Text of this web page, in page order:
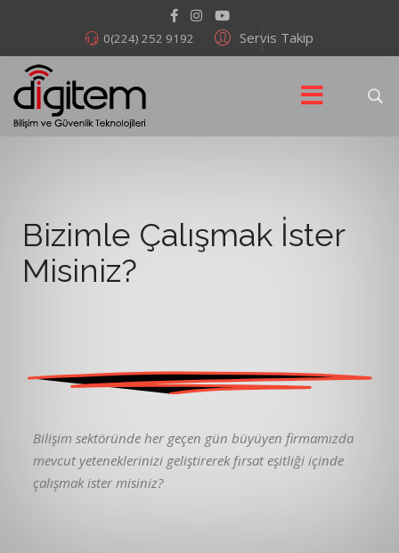
Servis Takip
0(224) 252 9192
Bizimle Çalışmak İster
Misiniz?
Bilişim sektöründe her geçen gün büyüyen firmamızda
mevcut yeteneklerinizi geliştirerek fırsat eşitliği içinde
çalışmak ister misiniz?